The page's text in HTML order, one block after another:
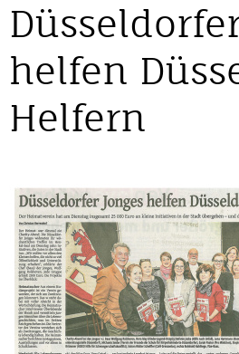
helfen
Helfern